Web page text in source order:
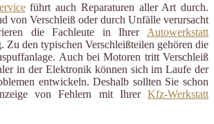
führt auch Reparaturen aller Art durch.
von Verschleiß oder durch Unfälle verursacht
die Fachleute in Ihrer Autowerkstatt
Zu den typischen Verschleißteilen gehören die
Auch bei Motoren tritt Verschleiß
in der Elektronik können sich im Laufe der
entwickeln. Deshalb sollten Sie schon
von Fehlern mit Ihrer Kfz-Werkstatt